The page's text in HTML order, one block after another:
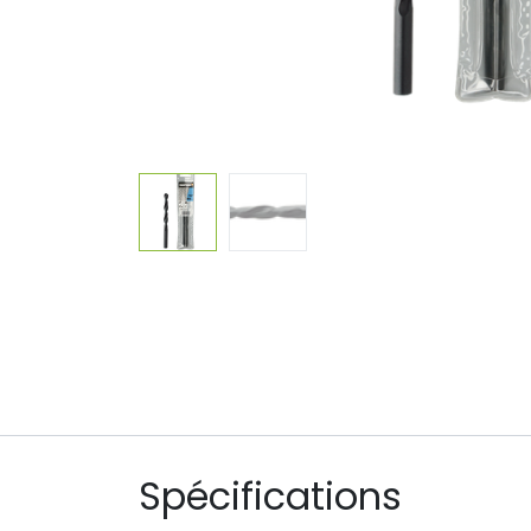
Spécifications